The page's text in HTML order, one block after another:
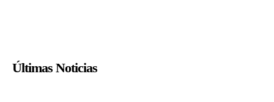
Últimas Noticias